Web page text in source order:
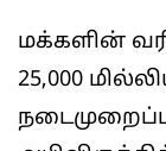
மக்களின்
25,000